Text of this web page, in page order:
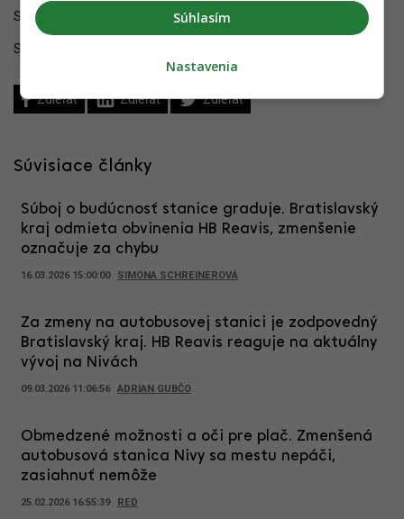
Sledujte YIM.BA na Instagrame.
Sledujte YIM.BA na
Zdieľať Zdieľať Zdieľať
Súvisiace články
Súboj o budúcnosť stanice graduje. Bratislavský
kraj odmieta obvinenia HB Reavis, zmenšenie
označuje za chybu
16.03.2026 15:00:00 SIMONA SCHREINEROVÁ
Za zmeny na autobusovej stanici je zodpovedný
Bratislavský kraj. HB Reavis reaguje na aktuálny
vývoj na Nivách
09.03.2026 11:06:56 ADRIAN GUBČO
Obmedzené možnosti a oči pre plač. Zmenšená
autobusová stanica Nivy sa mestu nepáči,
zasiahnuť nemôže
25.02.2026 16:55:39 RED
Súhlasím
Nastavenia